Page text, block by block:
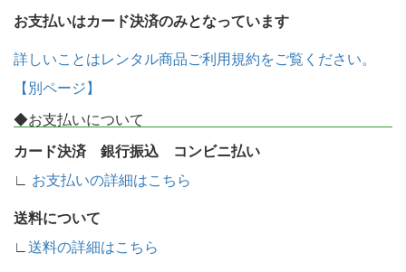
お支払いはカード決済のみとなっています
詳しいことはレンタル商品ご利用規約をご覧ください。
【別ページ】
◆お支払いについて
カード決済 銀行振込 コンビニ払い
∟ お支払いの詳細はこちら
送料について
∟ 送料の詳細はこちら